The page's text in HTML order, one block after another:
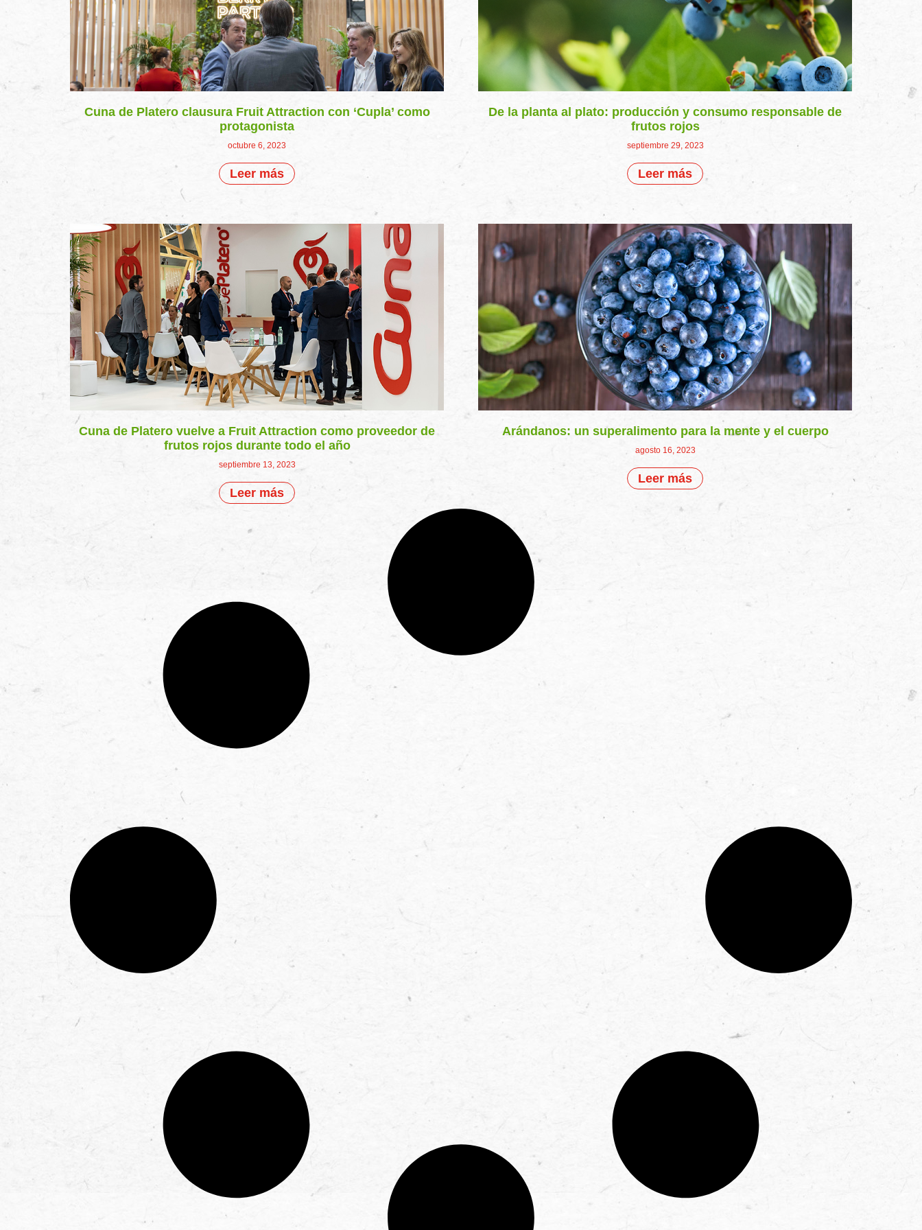
Cuna de Platero clausura Fruit Attraction con ‘Cupla’ como
protagonista
octubre 6, 2023
Leer más
De la planta al plato: producción y consumo responsable de
frutos rojos
septiembre 29, 2023
Leer más
Cuna de Platero vuelve a Fruit Attraction como proveedor de
frutos rojos durante todo el año
septiembre 13, 2023
Leer más
Arándanos: un superalimento para la mente y el cuerpo
agosto 16, 2023
Leer más